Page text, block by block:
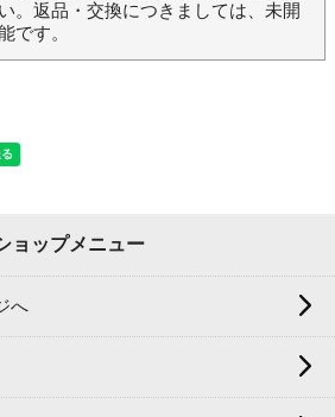
。返品・交換につきましては、未開
です。
ョップメニュー
へ